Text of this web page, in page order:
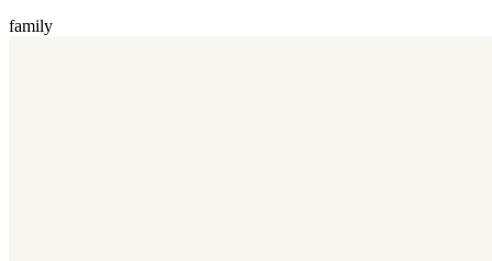
family